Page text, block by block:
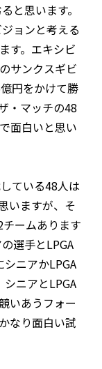
と思います。
ョンと考える
す。エキシビ
サンクスギビ
円をかけて勝
・マッチの48
面白いと思い
ている48人は
いますが、そ
ームあります
選手とLPGA
ニアかLPGA
ニアとLPGA
いあうフォー
なり面白い試